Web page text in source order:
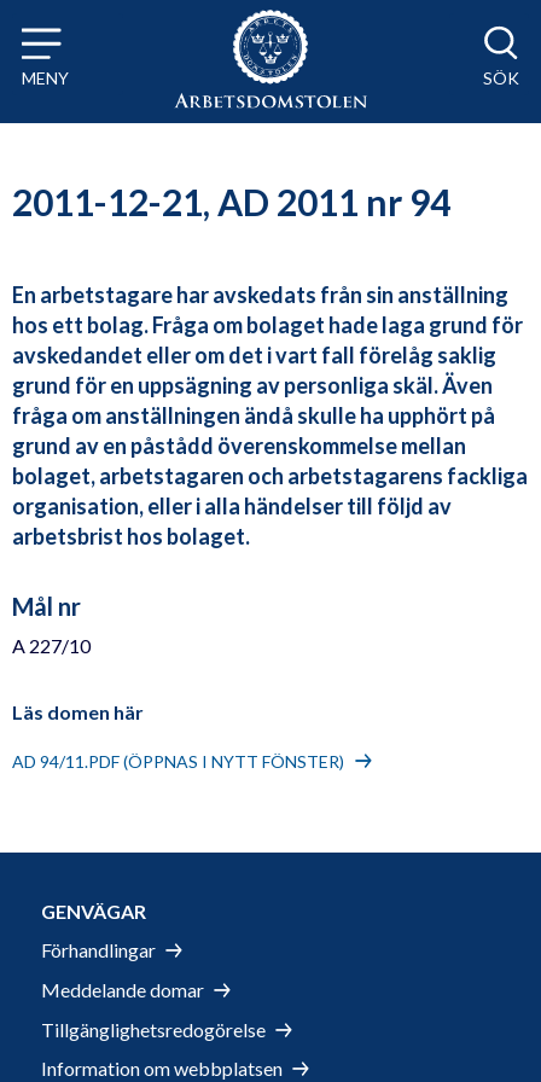
Till innehåll på sidan x
MENY SÖK
2011-12-21, AD 2011 nr 94
En arbetstagare har avskedats från sin anställning
hos ett bolag. Fråga om bolaget hade laga grund för
avskedandet eller om det i vart fall förelåg saklig
grund för en uppsägning av personliga skäl. Även
fråga om anställningen ändå skulle ha upphört på
grund av en påstådd överenskommelse mellan
bolaget, arbetstagaren och arbetstagarens fackliga
organisation, eller i alla händelser till följd av
arbetsbrist hos bolaget.
Mål nr
A 227/10
Läs domen här
AD 94/11.PDF (ÖPPNAS I NYTT FÖNSTER)
GENVÄGAR
Förhandlingar
Meddelande domar
Tillgänglighetsredogörelse
Information om webbplatsen